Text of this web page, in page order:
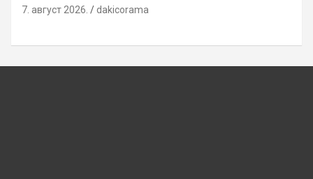
7. август 2026. dakicorama